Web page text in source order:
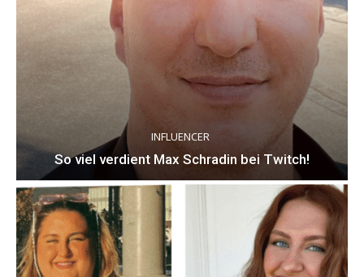
INFLUENCER
So viel verdient Max Schradin bei Twitch!